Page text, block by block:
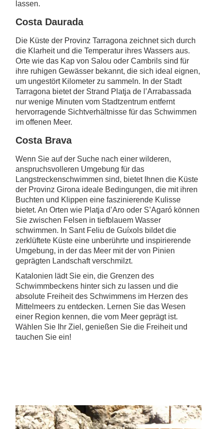
lassen.
Costa Daurada
Die Küste der Provinz Tarragona zeichnet sich durch
die Klarheit und die Temperatur ihres Wassers aus.
Orte wie das Kap von Salou oder Cambrils sind für
ihre ruhigen Gewässer bekannt, die sich ideal eignen,
um ungestört Kilometer zu sammeln. In der Stadt
Tarragona bietet der Strand Platja de l’Arrabassada
nur wenige Minuten vom Stadtzentrum entfernt
hervorragende Sichtverhältnisse für das Schwimmen
im offenen Meer.
Costa Brava
Wenn Sie auf der Suche nach einer wilderen,
anspruchsvolleren Umgebung für das
Langstreckenschwimmen sind, bietet Ihnen die Küste
der Provinz Girona ideale Bedingungen, die mit ihren
Buchten und Klippen eine faszinierende Kulisse
bietet. An Orten wie Platja d’Aro oder S’Agaró können
Sie zwischen Felsen in tiefblauem Wasser
schwimmen. In Sant Feliu de Guíxols bildet die
zerklüftete Küste eine unberührte und inspirierende
Umgebung, in der das Meer mit der von Pinien
geprägten Landschaft verschmilzt.
Katalonien lädt Sie ein, die Grenzen des
Schwimmbeckens hinter sich zu lassen und die
absolute Freiheit des Schwimmens im Herzen des
Mittelmeers zu entdecken. Lernen Sie das Wesen
einer Region kennen, die vom Meer geprägt ist.
Wählen Sie Ihr Ziel, genießen Sie die Freiheit und
tauchen Sie ein!